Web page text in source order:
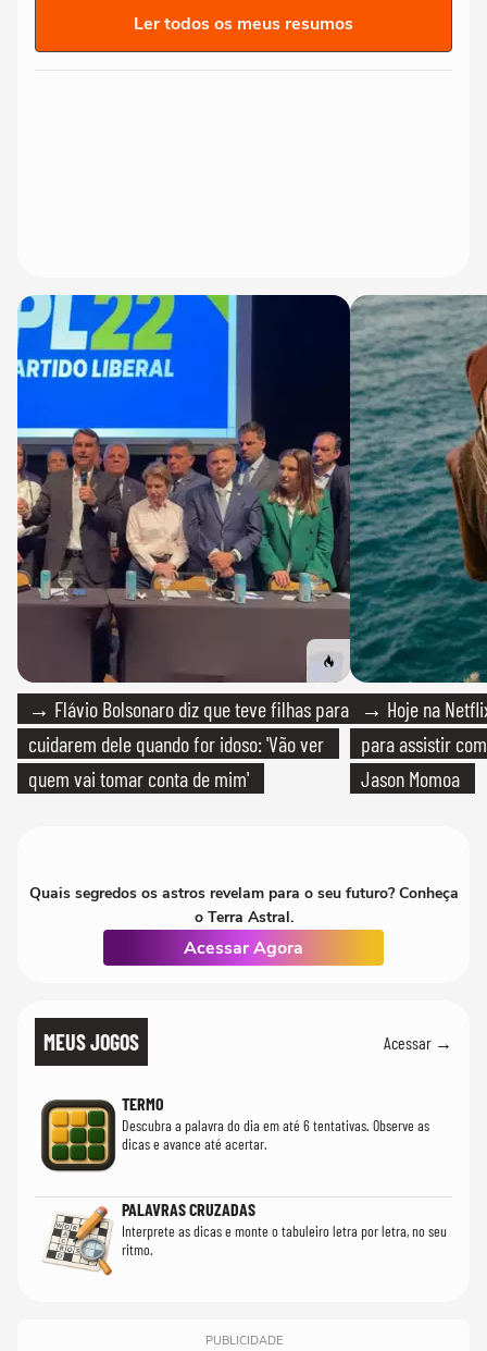
Ler todos os meus resumos
→ Flávio Bolsonaro diz que teve filhas para
cuidarem dele quando for idoso: 'Vão ver
quem vai tomar conta de mim'
→ Hoje na
para assistir
Jason Momoa
Quais segredos os astros revelam para o seu futuro? Conheça
o Terra Astral.
Acessar Agora
MEUS JOGOS Acessar →
TERMO
Descubra a palavra do dia em até 6 tentativas. Observe as
dicas e avance até acertar.
PALAVRAS CRUZADAS
Interprete as dicas e monte o tabuleiro letra por letra, no seu
ritmo.
PUBLICIDADE